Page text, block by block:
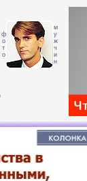
ф
о
т
о
м
у
ж
ч
и
н